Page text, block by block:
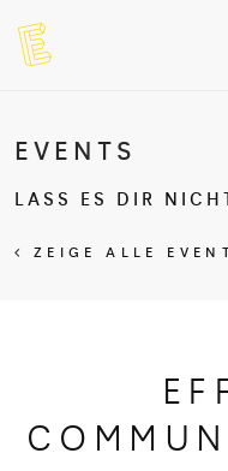
EVENTS
LASS ES DIR
ZEIGE ALLE